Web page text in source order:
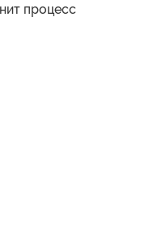
процесс